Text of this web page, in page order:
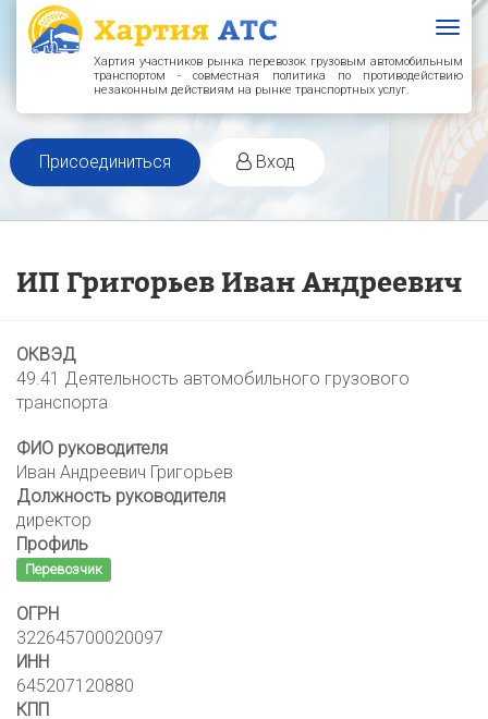
Хартия участников рынка перевозок грузовым автомобильным
транспортом - совместная политика по противодействию
незаконным действиям на рынке транспортных услуг.
Присоединиться Вход
ИП Григорьев Иван Андреевич
ОКВЭД
49.41 Деятельность автомобильного грузового
транспорта
ФИО руководителя
Иван Андреевич Григорьев
Должность руководителя
директор
Профиль
Перевозчик
ОГРН
322645700020097
ИНН
645207120880
КПП